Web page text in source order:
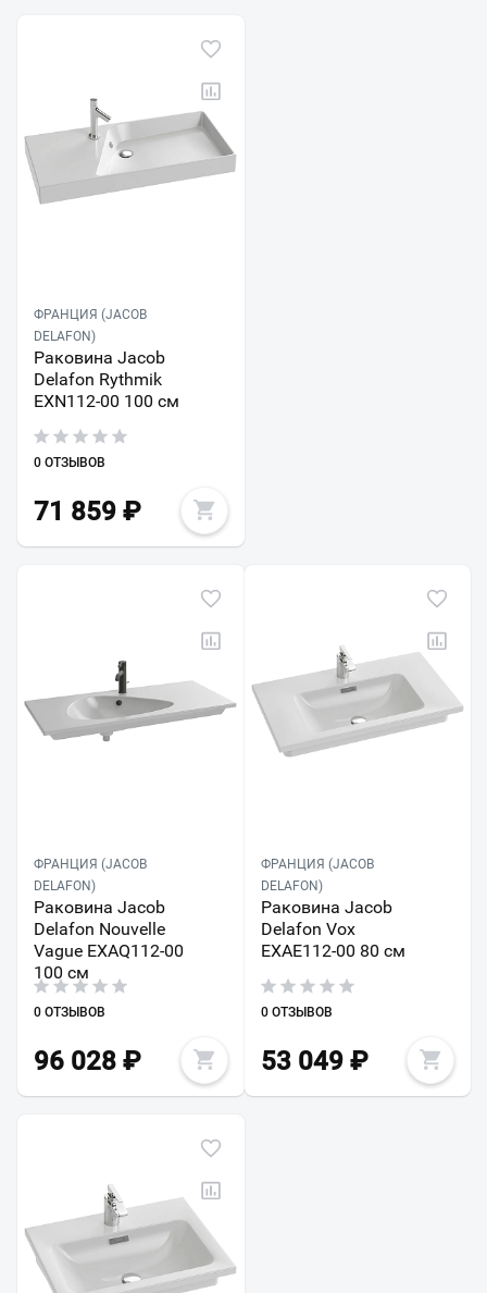
ФРАНЦИЯ (JACOB
DELAFON)
Раковина Jacob
Delafon Rythmik
EXN112-00 100 см
0 ОТЗЫВОВ
71 859 ₽
ФРАНЦИЯ (JACOB
DELAFON)
Раковина Jacob
Delafon Nouvelle
Vague EXAQ112-00
100 см
0 ОТЗЫВОВ
96 028 ₽
ФРАНЦИЯ (JACOB
DELAFON)
Раковина Jacob
Delafon Vox
EXAE112-00 80 см
0 ОТЗЫВОВ
53 049₽